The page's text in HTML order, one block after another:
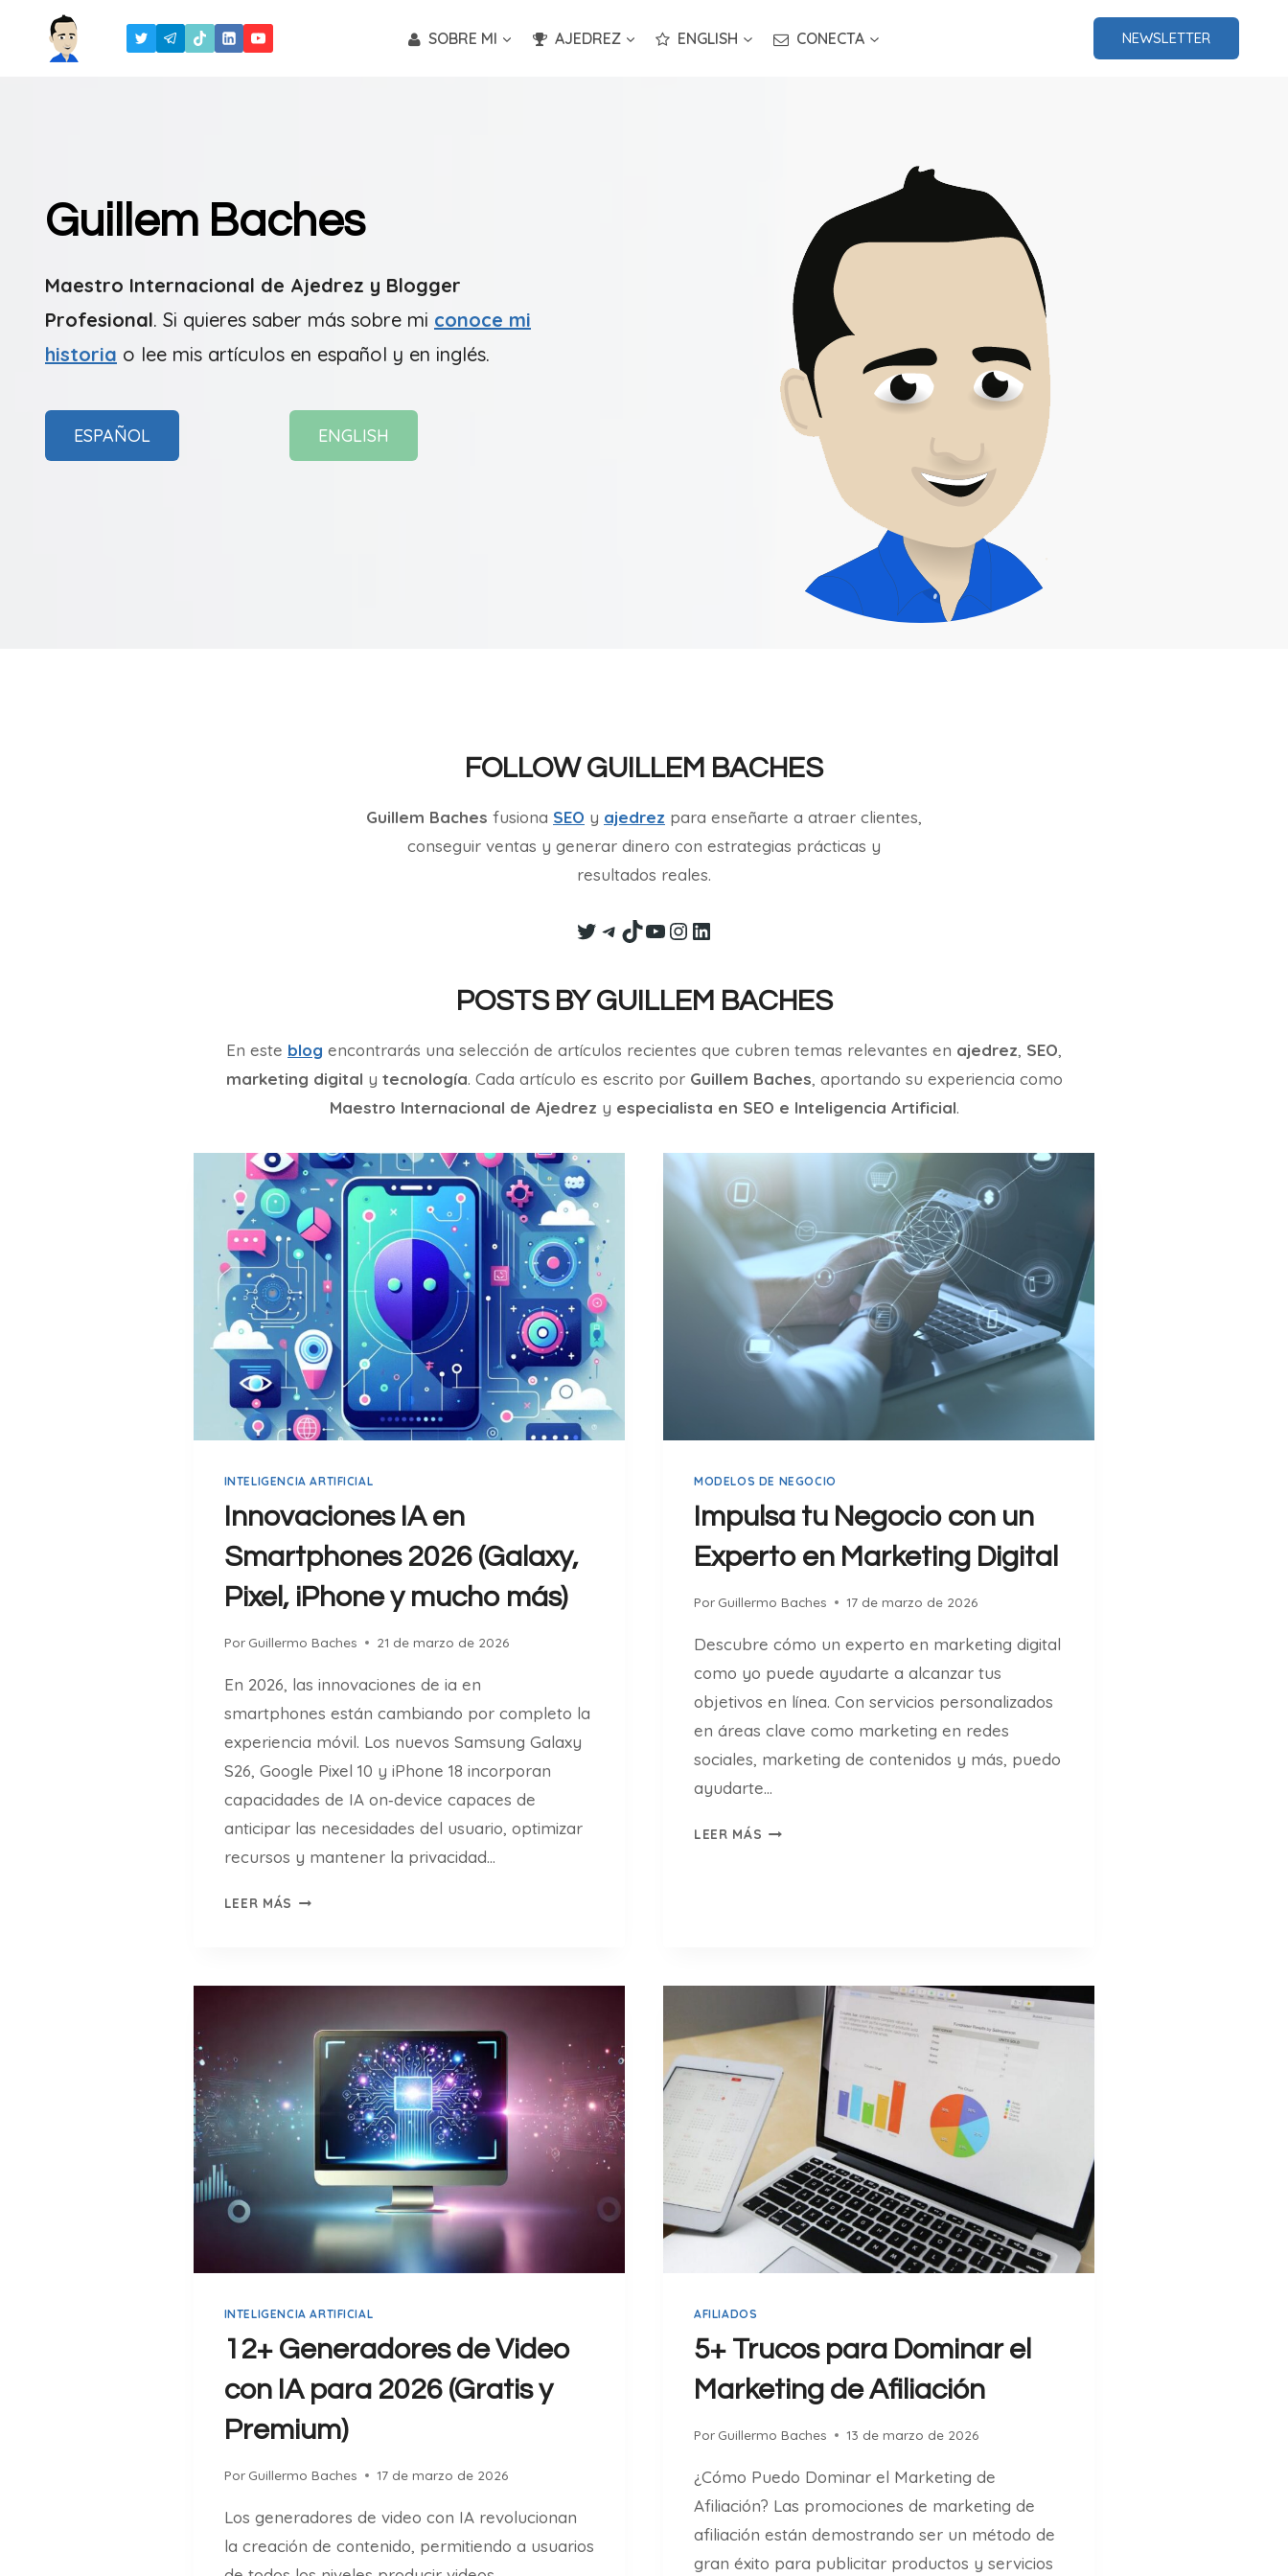
SOBRE MI AJEDREZ ENGLISH CONECTA NEWSLETTER
Guillem Baches
Maestro Internacional de Ajedrez y Blogger
Profesional. Si quieres saber más sobre mi conoce mi
historia o lee mis artículos en español y en inglés.
ESPAÑOL ENGLISH
FOLLOW GUILLEM BACHES
Guillem Baches fusiona SEO y ajedrez para enseñarte a atraer clientes,
conseguir ventas y generar dinero con estrategias prácticas y
resultados reales.
Twitter Telegram TikTok YouTube Instagram LinkedIn
POSTS BY GUILLEM BACHES
En este blog encontrarás una selección de artículos recientes que cubren temas relevantes en ajedrez, SEO,
marketing digital y tecnología. Cada artículo es escrito por Guillem Baches, aportando su experiencia como
Maestro Internacional de Ajedrez y especialista en SEO e Inteligencia Artificial.
INTELIGENCIA ARTIFICIAL
Innovaciones IA en
Smartphones 2026 (Galaxy,
Pixel, iPhone y mucho más)
Por Guillermo Baches 21 de marzo de 2026
En 2026, las innovaciones de ia en
smartphones están cambiando por completo la
experiencia móvil. Los nuevos Samsung Galaxy
S26, Google Pixel 10 y iPhone 18 incorporan
capacidades de IA on‑device capaces de
anticipar las necesidades del usuario, optimizar
recursos y mantener la privacidad…
LEER MÁS
V
N
E
E
A
R
T
P
H
O
E
2
0
2
MODELOS DE NEGOCIO
Impulsa tu Negocio con un
Experto en Marketing Digital
Por Guillermo Baches 17 de marzo de 2026
Descubre cómo un experto en marketing digital
como yo puede ayudarte a alcanzar tus
objetivos en línea. Con servicios personalizados
en áreas clave como marketing en redes
sociales, marketing de contenidos y más, puedo
ayudarte…
LEER MÁS
T
G
O
C
O
C
O
U
P
E
R
E
N
A
R
INTELIGENCIA ARTIFICIAL
12+ Generadores de Video
con IA para 2026 (Gratis y
Premium)
Por Guillermo Baches 17 de marzo de 2026
Los generadores de video con IA revolucionan
la creación de contenido, permitiendo a usuarios
AFILIADOS
5+ Trucos para Dominar el
Marketing de Afiliación
Por Guillermo Baches 13 de marzo de 2026
¿Cómo Puedo Dominar el Marketing de
Afiliación? Las promociones de marketing de
afiliación están demostrando ser un método de
gran éxito para publicitar productos y servicios